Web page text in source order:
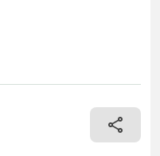
breiten 2,5mtr. - 6 mtr.